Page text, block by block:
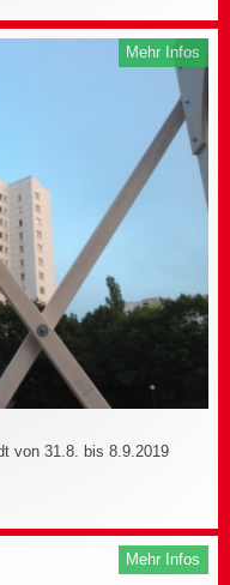
Mehr Infos
von 31.8. bis 8.9.2019
Mehr Infos